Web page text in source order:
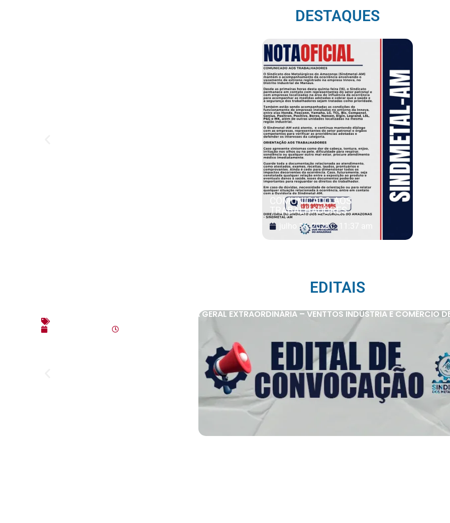
DESTAQUES
COMUNICADO AOS
TRABALHADORES
julho 16, 2026
EDITAIS
EDITAL DE CONVOCAÇÃO – ASSEMBLEIA GERAL EXTRAORDINÁRIA – VENTTOS INDÚSTRIA E COMÉRCIO